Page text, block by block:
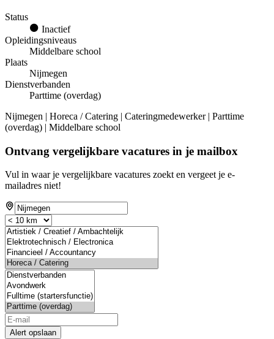
Status
Inactief
Opleidingsniveaus
Middelbare school
Plaats
Nijmegen
Dienstverbanden
Parttime (overdag)
Nijmegen | Horeca / Catering | Cateringmedewerker | Parttime
(overdag) | Middelbare school
Ontvang vergelijkbare vacatures in je mailbox
Vul in waar je vergelijkbare vacatures zoekt en vergeet je e-
mailadres niet!
Alert opslaan